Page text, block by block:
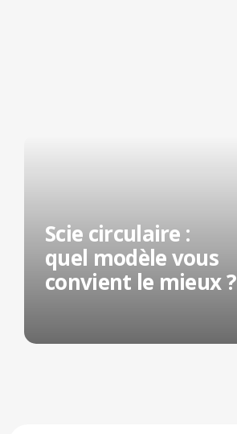
Scie circulaire :
quel modèle vous
convient le mieux ?